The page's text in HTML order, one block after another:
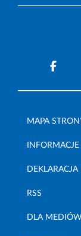
MAPA
DEKLARACJA
RSS
DLA